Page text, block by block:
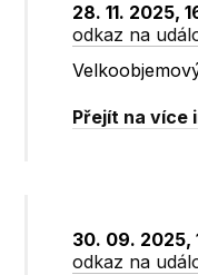
28. 11. 2025,
odkaz na
Přejít na více
30. 09. 2025,
odkaz na